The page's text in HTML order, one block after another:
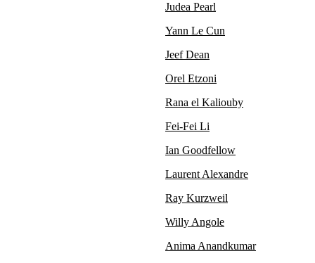
Judea Pearl
Yann Le Cun
Jeef Dean
Orel Etzoni
Rana el Kaliouby
Fei-Fei Li
Ian Goodfellow
Laurent Alexandre
Ray Kurzweil
Willy Angole
Anima Anandkumar